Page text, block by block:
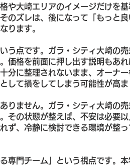
や大崎エリアのイメージだけを
のズレは、後になって「もっと
ります。
う点です。ガラ・シティ大崎の
価格を前面に押し出す説明もあ
分に整理されないまま、オーナ
して損をしてしまう可能性が高ま
りません。ガラ・シティ大崎の
その状態が整えば、不安は必要
ず、冷静に検討できる環境が整
専門チーム」という視点です。